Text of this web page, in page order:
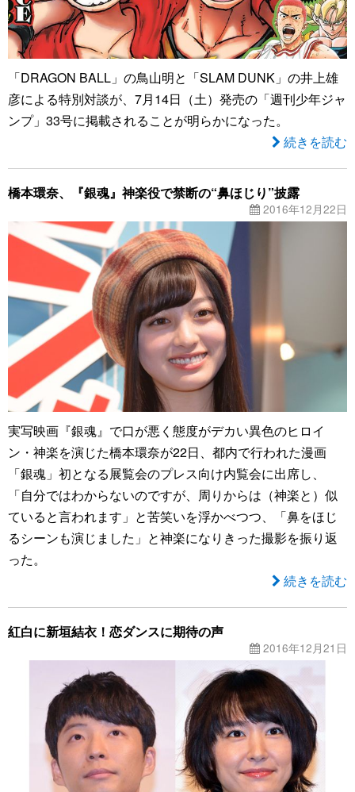
「DRAGON BALL」の鳥山明と「SLAM DUNK」の井上雄
彦による特別対談が、7月14日（土）発売の「週刊少年ジャ
ンプ」33号に掲載されることが明らかになった。
続きを読む
橋本環奈、『銀魂』神楽役で禁断の“鼻ほじり”披露
2016年12月22日
実写映画『銀魂』で口が悪く態度がデカい異色のヒロイ
ン・神楽を演じた橋本環奈が22日、都内で行われた漫画
「銀魂」初となる展覧会のプレス向け内覧会に出席し、
「自分ではわからないのですが、周りからは（神楽と）似
ていると言われます」と苦笑いを浮かべつつ、「鼻をほじ
るシーンも演じました」と神楽になりきった撮影を振り返
った。
続きを読む
紅白に新垣結衣！恋ダンスに期待の声
2016年12月21日